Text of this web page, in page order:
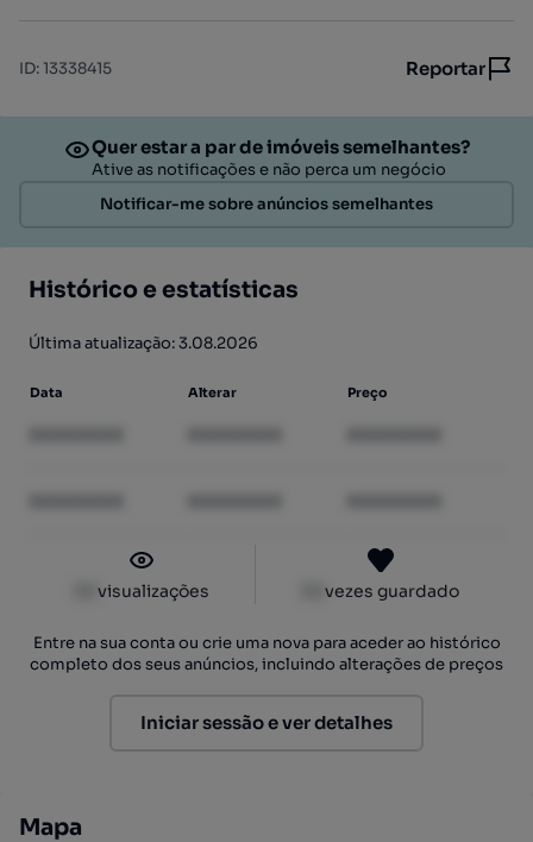
ID:13338415 Reportar
Quer estar a par de imóveis semelhantes?
Ative as notificações e não perca um negócio
Notificar-me sobre anúncios semelhantes
Histórico e estatísticas
Última atualização: 3.08.2026
Data Alterar Preço
visualizações vezes guardado
Entre na sua conta ou crie uma nova para aceder ao histórico
completo dos seus anúncios, incluindo alterações de preços
Iniciar sessão e ver detalhes
Mapa